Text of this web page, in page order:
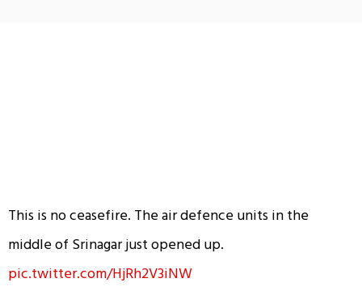
This is no ceasefire. The air defence units in the
middle of Srinagar just opened up.
pic.twitter.com/HjRh2V3iNW